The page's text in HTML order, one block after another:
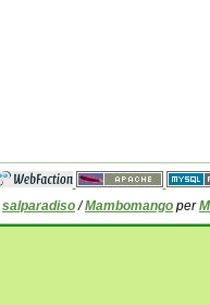
salparadiso/Mambomango per